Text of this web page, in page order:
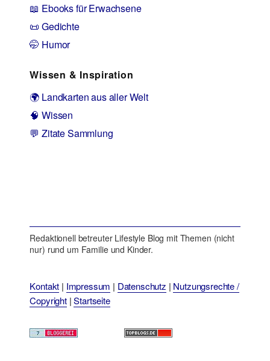
📖 Ebooks für Erwachsene
📜 Gedichte
🤭 Humor
Wissen & Inspiration
🌍 Landkarten aus aller Welt
🧠 Wissen
💬 Zitate Sammlung
Redaktionell betreuter Lifestyle Blog mit Themen (nicht
nur) rund um Familie und Kinder.
Kontakt | Impressum | Datenschutz | Nutzungsrechte /
Copyright|Startseite